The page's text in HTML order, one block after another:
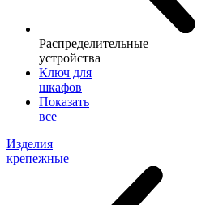
Распределительные
устройства
Ключ для
шкафов
Показать
все
Изделия
крепежные